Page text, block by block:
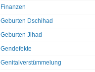
Finanzen
Geburten Dschihad
Geburten Jihad
Gendefekte
Genitalverstümmelung